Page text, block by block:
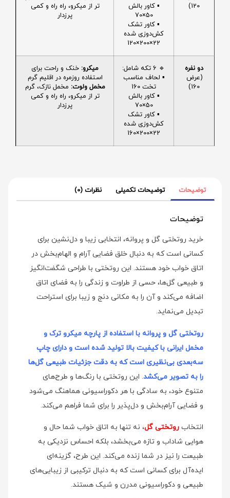
120)
▪️ کاور بالش
50×70
▪️ کاور تشک
کش‌دوزی شده
22×200×120
تر از میکرو، راه راه و کمی
پرزدار
دو نفره
(عرض
160)
🔹 6 تکه شامل:
▪️ لحاف مناسب
تخت 160
▪️ کاور بالش
50×70
▪️ کاور تشک
کش‌دوزی شده
22×200×160
میکرو: خنک و راحت برای
استفاده روزمره در اقلیم گرم
مخمل ولوت: مخمل نازک، گرم
تر از میکرو، راه راه و کمی
پرزدار
توضیحات توضیحات تکمیلی نظرات (0)
توضیحات
خرید روتختی گل و پروانه، انتخابی زیبا و دل‌نشین برای
کسانی است که به دنبال خلق فضایی آرام و الهام‌بخش در
اتاق خواب خود هستند. این روتختی با طراحی شگفت‌انگیز
و طبیعی گل‌ها، حسی از طراوت و زندگی را به فضای اتاق
اضافه می‌کند و آن را به مکانی دنج و زیبا برای استراحت
تبدیل می‌نماید.
روتختی گل و پروانه با استفاده از پارچه میکرو ترک و
مخمل ایرانی با کیفیت بالا تولید شده است و دارای چاپ
سه‌بعدی بی‌نظیری است که به دقت جزئیات طبیعی گل‌ها
را به تصویر می‌کشد. این روتختی با رنگ‌ها و طرح‌های
متنوع خود، به سادگی با هر دکوراسیونی هماهنگ می‌شود
و فضایی آرام‌بخش و دل‌پذیر را برای شما فراهم می‌کند.
انتخاب روتختی گل، نه تنها به اتاق خواب شما حال و
هوایی شاداب و تازه می‌بخشد، بلکه احساس نزدیکی به
طبیعت را نیز در شما زنده می‌کند. این طرح، گزینه‌ای
ایده‌آل برای کسانی است که به دنبال ترکیبی از زیبایی‌های
طبیعی و دکوراسیونی مدرن و شیک هستند.